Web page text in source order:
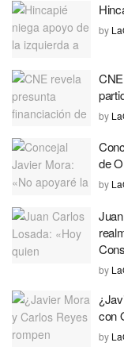
by
by
de
by
by
con
by